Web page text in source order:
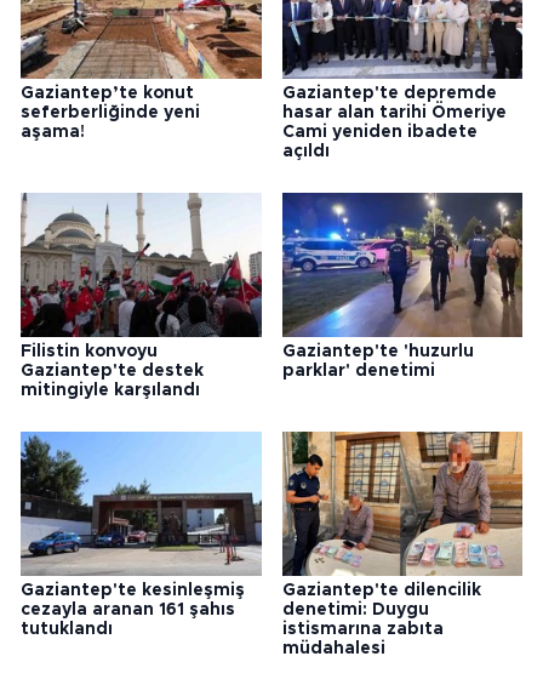
Gaziantep’te konut
seferberliğinde yeni
aşama!
Gaziantep'te depremde
hasar alan tarihi Ömeriye
Cami yeniden ibadete
açıldı
Filistin konvoyu
Gaziantep'te destek
mitingiyle karşılandı
Gaziantep'te 'huzurlu
parklar' denetimi
Gaziantep'te kesinleşmiş
cezayla aranan 161 şahıs
tutuklandı
Gaziantep'te dilencilik
denetimi: Duygu
istismarına zabıta
müdahalesi